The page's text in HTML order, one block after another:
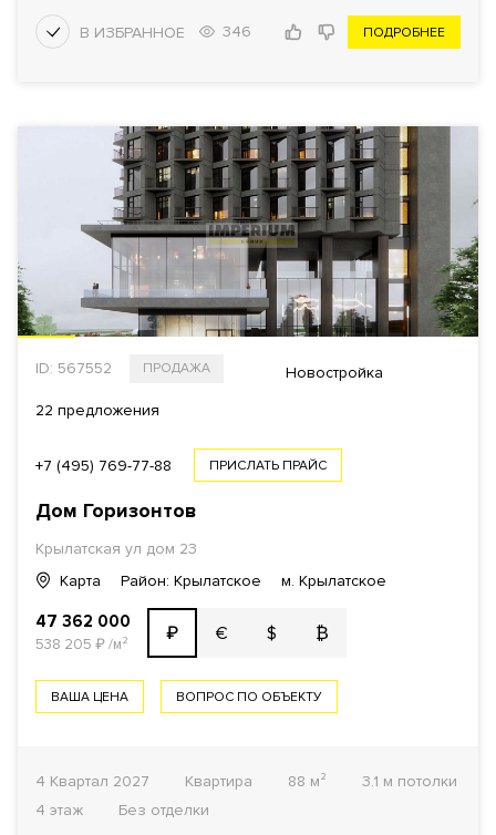
346 ПОДРОБНЕЕ
ID: 567552 ПРОДАЖА Новостройка
22 предложения
+7 (495) 769-77-88 ПРИСЛАТЬ ПРАЙС
Дом Горизонтов
Крылатская ул дом 23
Карта
Район: Крылатское м. Крылатское
47 362 000
538 205 ₽/м² ₽ € $ ₿
ВАША ЦЕНА ВОПРОС ПО ОБЪЕКТУ
4 Квартал 2027 Квартира 88 м²
3.1 м потолки
4 этаж
Без отделки